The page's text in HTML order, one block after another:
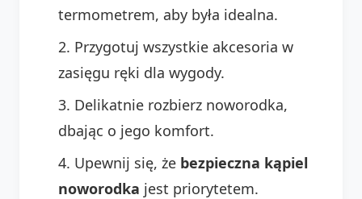
termometrem, aby była idealna.
Przygotuj wszystkie akcesoria w
zasięgu ręki dla wygody.
Delikatnie rozbierz noworodka,
dbając o jego komfort.
Upewnij się, że bezpieczna kąpiel
noworodka jest priorytetem.